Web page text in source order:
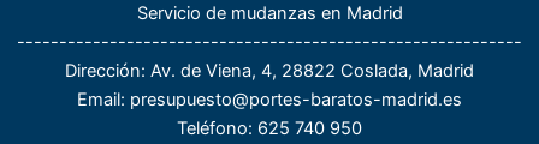
Servicio de mudanzas en Madrid
------------------------------------------------------------
Dirección: Av. de Viena, 4, 28822 Coslada, Madrid
Email: presupuesto@portes-baratos-madrid.es
Teléfono: 625 740 950